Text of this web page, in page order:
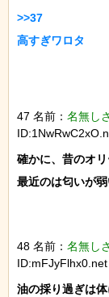
>>37
高すぎワロタ
47 名前： 名無し
確かに、昔のオ
最近のは匂いが
48 名前： 名無し
ID:mFJyFlhx0.net
油の採り過ぎは